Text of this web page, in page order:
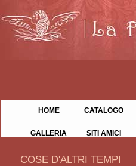
HOME CATALOGO
GALLERIA SITI AMICI
COSE D'ALTRI TEMPI